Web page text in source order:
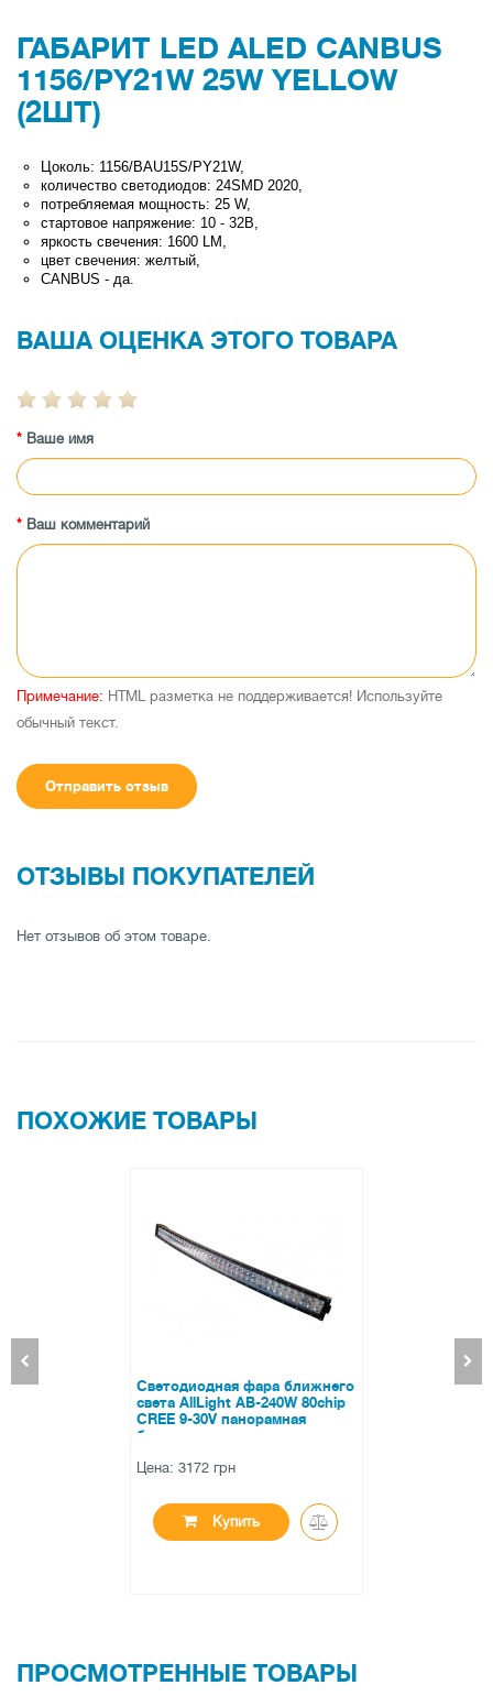
ГАБАРИТ LED ALED CANBUS
1156/PY21W 25W YELLOW
(2ШТ)
Цоколь: 1156/BAU15S/PY21W,
количество светодиодов: 24SMD 2020,
потребляемая мощность: 25 W,
стартовое напряжение: 10 - 32В,
яркость свечения: 1600 LM,
цвет свечения: желтый,
CANBUS - да.
ВАША ОЦЕНКА ЭТОГО ТОВАРА
Ваше имя
Ваш комментарий
Примечание: HTML разметка не поддерживается! Используйте
обычный текст.
Отправить отзыв
ОТЗЫВЫ ПОКУПАТЕЛЕЙ
Нет отзывов об этом товаре.
ПОХОЖИЕ ТОВАРЫ
фара ближнего
ПРОСМОТРЕННЫЕ ТОВАРЫ